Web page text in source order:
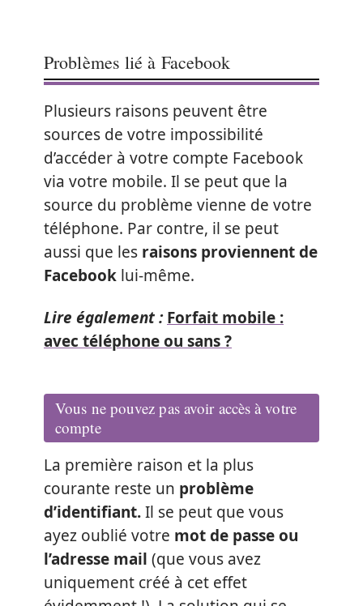
Problèmes lié à Facebook
Plusieurs raisons peuvent être
sources de votre impossibilité
d’accéder à votre compte Facebook
via votre mobile. Il se peut que la
source du problème vienne de votre
téléphone. Par contre, il se peut
aussi que les raisons proviennent de
Facebook lui-même.
Lire également : Forfait mobile :
avec téléphone ou sans ?
Vous ne pouvez pas avoir accès à votre
compte
La première raison et la plus
courante reste un problème
d’identifiant.Il se peut que vous
ayez oublié votre mot de passe ou
l’adresse mail (que vous avez
uniquement créé à cet effet